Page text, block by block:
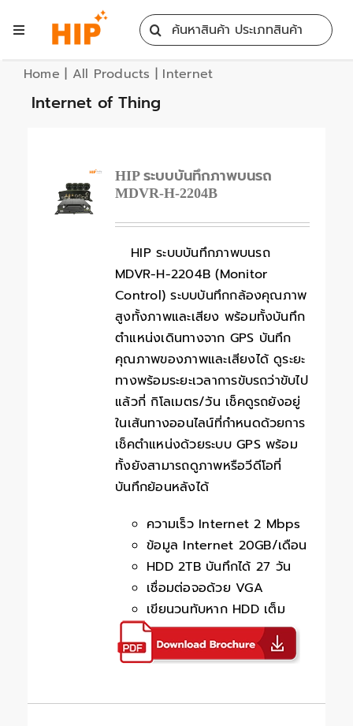
Toggle
Home
Search
for:
Home | All Products | Internet
Internet of Thing
HIP ระบบบันทึกภาพบนรถ
MDVR-H-2204B
HIP ระบบบันทึกภาพบนรถ
MDVR-H-2204B (Monitor
Control) ระบบบันทึกกล้องคุณภาพ
สูงทั้งภาพและเสียง พร้อมทั้งบันทึก
ตำแหน่งเดินทางจาก GPS บันทึก
คุณภาพของภาพและเสียงได้ ดูระยะ
ทางพร้อมระยะเวลาการขับรถว่าขับไป
แล้วกี่ กิโลเมตร/วัน เช็คดูรถยังอยู่
ในเส้นทางออนไลน์ที่กำหนดด้วยการ
เช็คตำแหน่งด้วยระบบ GPS พร้อม
ทั้งยังสามารถดูภาพหรือวีดีโอที่
บันทึกย้อนหลังได้
ความเร็ว Internet 2 Mbps
ข้อมูล Internet 20GB/เดือน
HDD 2TB บันทึกได้ 27 วัน
เชื่อมต่อจอด้วย VGA
เขียนวนทับหาก HDD เต็ม